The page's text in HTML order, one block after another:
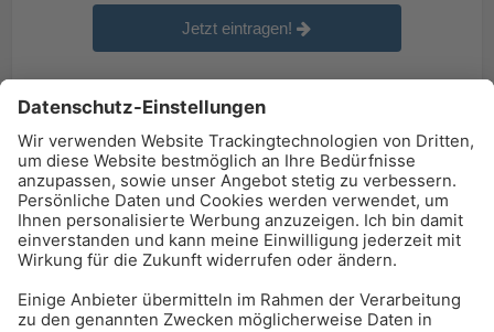
Jetzt eintragen!
BAU-Index Newsletter
Erhalten Sie regelmäßig Benachrichtigungen zu den